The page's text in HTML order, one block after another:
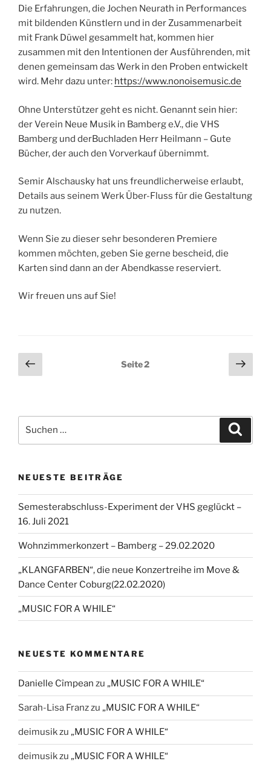
Die Erfahrungen, die Jochen Neurath in Performances
mit bildenden Künstlern und in der Zusammenarbeit
mit Frank Düwel gesammelt hat, kommen hier
zusammen mit den Intentionen der Ausführenden, mit
denen gemeinsam das Werk in den Proben entwickelt
wird. Mehr dazu unter: https://www.nonoisemusic.de
Ohne Unterstützer geht es nicht. Genannt sein hier:
der Verein Neue Musik in Bamberg e.V., die VHS
Bamberg und derBuchladen Herr Heilmann – Gute
Bücher, der auch den Vorverkauf übernimmt.
Semir Alschausky hat uns freundlicherweise erlaubt,
Details aus seinem Werk Über-Fluss für die Gestaltung
zu nutzen.
Wenn Sie zu dieser sehr besonderen Premiere
kommen möchten, geben Sie gerne bescheid, die
Karten sind dann an der Abendkasse reserviert.
Wir freuen uns auf Sie!
Seitennummerierung
der
Vorherige
Seite
Seite2
nach:
NEUESTE BEITRÄGE
Semesterabschluss-Experiment der VHS geglückt –
16. Juli 2021
Wohnzimmerkonzert – Bamberg – 29.02.2020
„KLANGFARBEN“, die neue Konzertreihe im Move &
Dance Center Coburg(22.02.2020)
„MUSIC FOR A WHILE“
NEUESTE KOMMENTARE
Danielle Cîmpean zu „MUSIC FOR A WHILE“
Sarah-Lisa Franzzu „MUSIC FOR A WHILE“
deimusikzu „MUSIC FOR A WHILE“
deimusikzu „MUSIC FOR A WHILE“